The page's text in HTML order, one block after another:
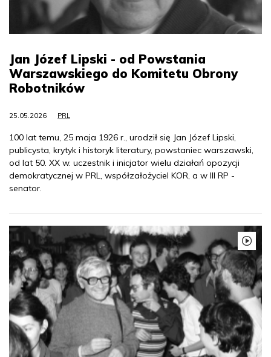
Jan Józef Lipski - od Powstania
Warszawskiego do Komitetu Obrony
Robotników
25.05.2026 PRL
100 lat temu, 25 maja 1926 r., urodził się Jan Józef Lipski,
publicysta, krytyk i historyk literatury, powstaniec warszawski,
od lat 50. XX w. uczestnik i inicjator wielu działań opozycji
demokratycznej w PRL, współzałożyciel KOR, a w III RP -
senator.